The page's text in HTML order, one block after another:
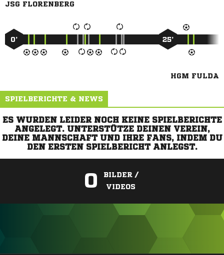
JSG FLORENBERG
0’ 25’
HGM FULDA
SPIELBERICHTE & NEWS
ES WURDEN LEIDER NOCH KEINE SPIELBERICHTE
ANGELEGT. UNTERSTÜTZE DEINEN VEREIN,
DEINE MANNSCHAFT UND IHRE FANS, INDEM DU
DEN ERSTEN SPIELBERICHT ANLEGST.
0
BILDER /
VIDEOS